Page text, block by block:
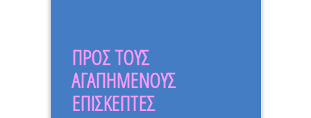
ΠΡΟΣ ΤΟΥΣ
ΑΓΑΠΗΜΕΝΟΥΣ
ΕΠΙΣΚΕΠΤΕΣ